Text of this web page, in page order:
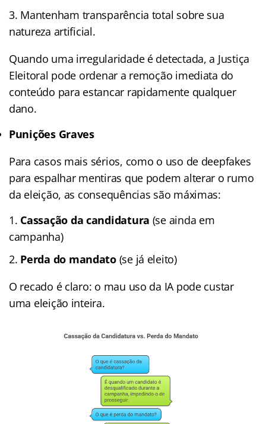
Mantenham transparência total sobre sua
natureza artificial.
Quando uma irregularidade é detectada, a Justiça
Eleitoral pode ordenar a remoção imediata do
conteúdo para estancar rapidamente qualquer
dano.
Punições Graves
Para casos mais sérios, como o uso de deepfakes
para espalhar mentiras que podem alterar o rumo
da eleição, as consequências são máximas:
Cassação da candidatura (se ainda em
campanha)
Perda do mandato(se já eleito)
O recado é claro: o mau uso da IA pode custar
uma eleição inteira.